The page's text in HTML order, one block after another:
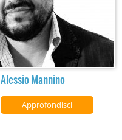
Alessio Mannino
Approfondisci